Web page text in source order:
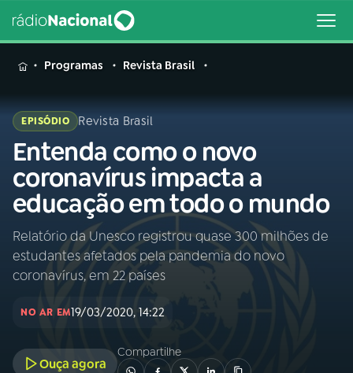
MENU
Buscar
na
Rádio
Nacional
Buscar
AO VIVO
INÍCIO
Programas Revista Brasil
EPISÓDIO Revista Brasil
Entenda como o novo
coronavírus impacta a
educação em todo o mundo
Relatório da Unesco registrou quase 300 milhões de
estudantes afetados pela pandemia do novo
coronavírus, em 22 países
NO AR EM19/03/2020, 14:22
Ouça agora
Compartilhe